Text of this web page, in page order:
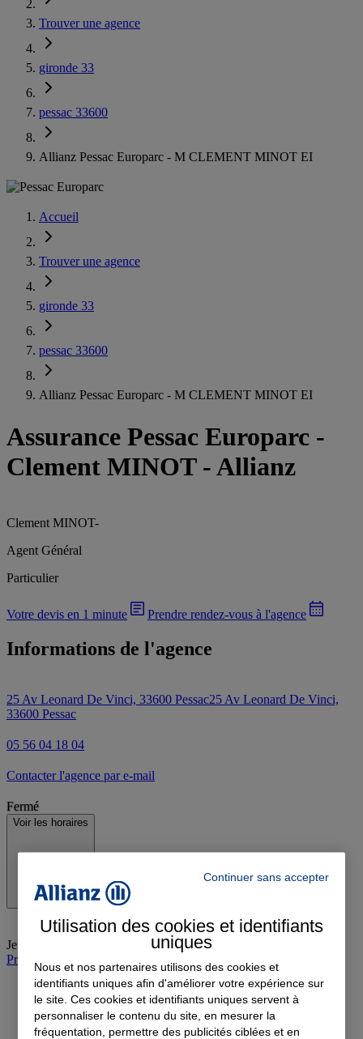
Trouver une agence
gironde 33
pessac 33600
Allianz Pessac Europarc - M CLEMENT MINOT EI
Accueil
Trouver une agence
gironde 33
pessac 33600
Allianz Pessac Europarc - M CLEMENT MINOT EI
Assurance Pessac Europarc -
Clement MINOT - Allianz
Clement MINOT-
Agent Général
Particulier
Votre devis en 1 minute Prendre rendez-vous à l'agence
Informations de l'agence
25 Av Leonard De Vinci, 33600 Pessac25 Av Leonard De Vinci,
33600 Pessac
05 56 04 18 04
Contacter l'agence par e-mail
Fermé
Voir les horaires
Jeudi
09:30-13:00, 14:00-17:00
Prendre rendez-vous à l'agence
Continuer sans accepter
Utilisation des cookies et identifiants
uniques
Nous et nos partenaires utilisons des cookies et
identifiants uniques afin d'améliorer votre expérience sur
le site. Ces cookies et identifiants uniques servent à
personnaliser le contenu du site, en mesurer la
fréquentation, permettre des publicités ciblées et en